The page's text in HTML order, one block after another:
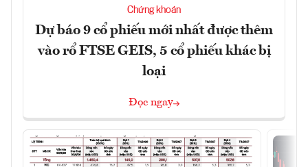
Chứng khoán
Dự báo 9 cổ phiếu mới nhất được thêm
vào rổ FTSE GEIS, 5 cổ phiếu khác bị
loại
Đọc ngay